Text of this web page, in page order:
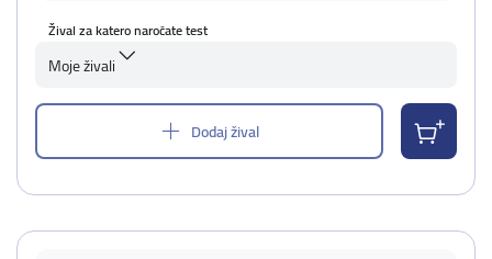
Žival za katero naročate test
Moje živali
Dodaj žival